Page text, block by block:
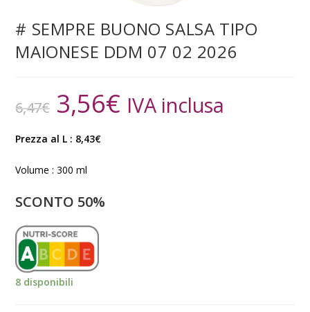
# SEMPRE BUONO SALSA TIPO
MAIONESE DDM 07 02 2026
6,47€ 3,56€ IVA inclusa
Prezza al L : 8,43€
Volume : 300 ml
SCONTO 50%
8 disponibili